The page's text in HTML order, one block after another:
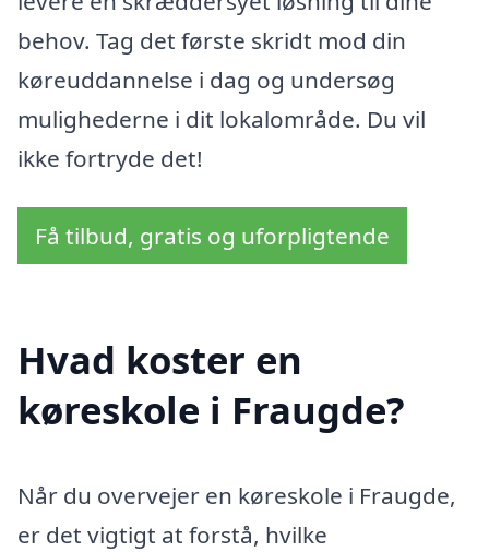
behov. Tag det første skridt mod din
køreuddannelse i dag og undersøg
mulighederne i dit lokalområde. Du vil
ikke fortryde det!
Få tilbud, gratis og uforpligtende
Hvad koster en
køreskole i Fraugde?
Når du overvejer en køreskole i Fraugde,
er det vigtigt at forstå, hvilke